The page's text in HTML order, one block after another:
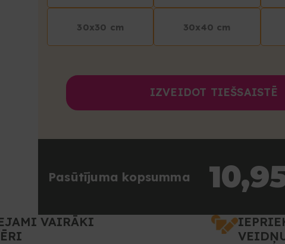
30x30 cm 30x40 cm
IZVEIDOT TIEŠSAISTĒ
Pasūtījuma kopsumma 10
VAIRĀKI